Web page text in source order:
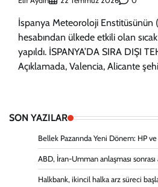
İspanya Meteoroloji Enstitüsünün
hesabından ülkede etkili olan
yapıldı. İSPANYA’DA SIRA DIŞI
Açıklamada, Valencia, Alicante
SON YAZILAR
Bellek Pazarında Yeni Dönem: HP
ABD, İran-Umman anlaşması sonrası
Halkbank, ikincil halka arz süreci